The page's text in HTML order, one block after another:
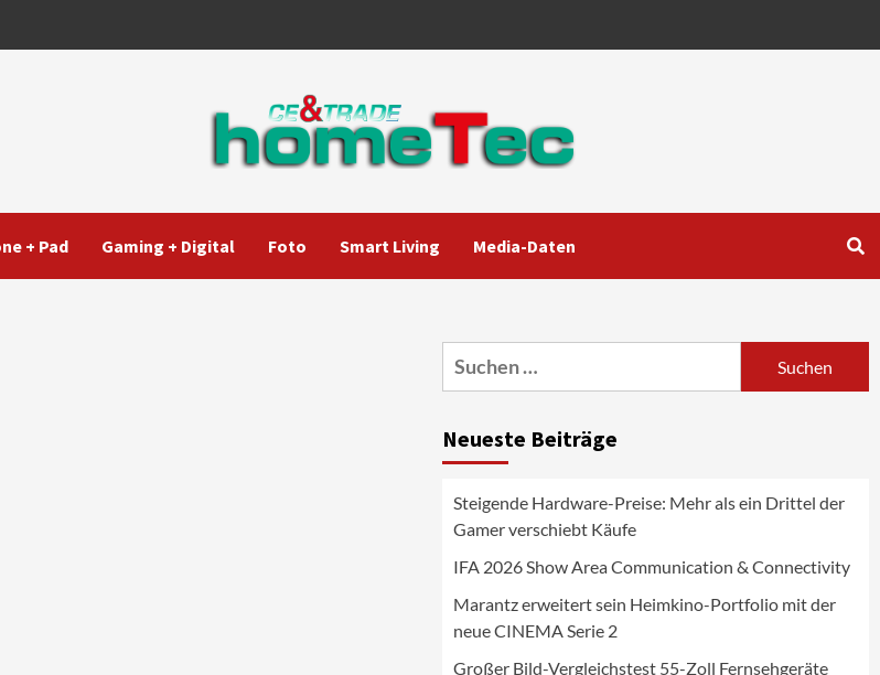
+ Pad Gaming + Digital Foto Smart Living Media-Daten
Suchen
nach:
Neueste Beiträge
Steigende Hardware-Preise: Mehr als ein Drittel der
Gamer verschiebt Käufe
IFA 2026 Show Area Communication & Connectivity
Marantz erweitert sein Heimkino-Portfolio mit der
neue CINEMA Serie 2
Großer Bild-Vergleichstest 55-Zoll Fernsehgeräte
Marantz erweitert sein
4
News aus dem Internet
55-Zoll Fernsehgeräte
5
Wirtschaft
NIQ kehrt zur IFA 2026 zurück
Branchendebatte
Aktuell